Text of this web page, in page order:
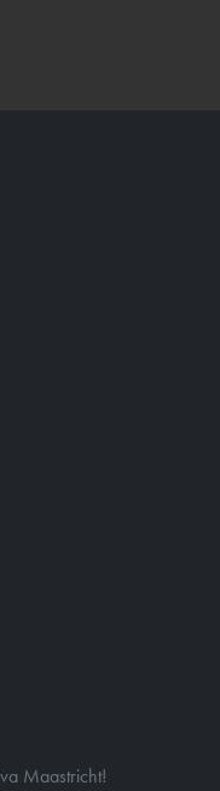
Maastricht!